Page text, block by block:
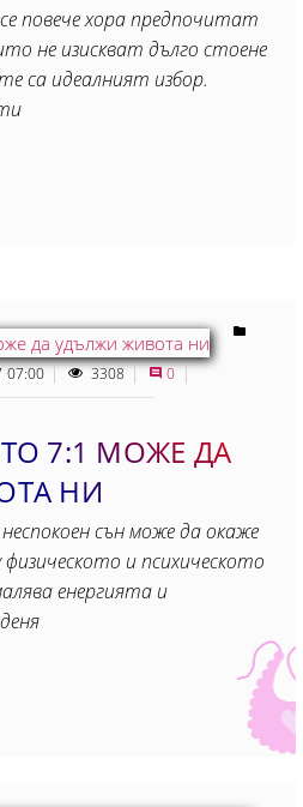
повече хора предпочитат
не изискват дълго стоене
са идеалният избор.
07:00 3308 0
7:1 МОЖЕ ДА
НИ
сън може да окаже
физическото и психическото
енергията и